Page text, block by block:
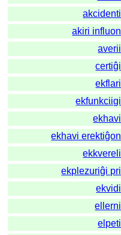
akcidenti
akiri influon
averii
certiĝi
ekflari
ekfunkciigi
ekhavi
ekhavi erektiĝon
ekkvereli
ekplezuriĝi pri
ekvidi
ellerni
elpeti